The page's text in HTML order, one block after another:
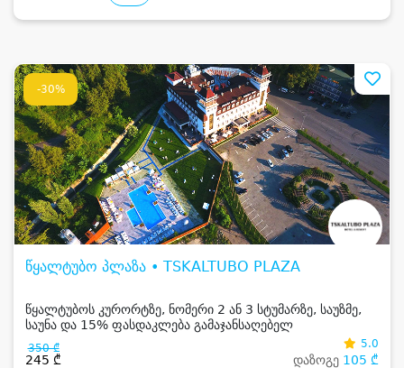
-30%
წყალტუბო პლაზა • TSKALTUBO PLAZA
წყალტუბოს კურორტზე, ნომერი 2 ან 3 სტუმარზე, საუზმე,
საუნა და 15% ფასდაკლება გამაჯანსაღებელ
პროცედურებზე
350 ₾
245 ₾
5.0
დაზოგე 105 ₾